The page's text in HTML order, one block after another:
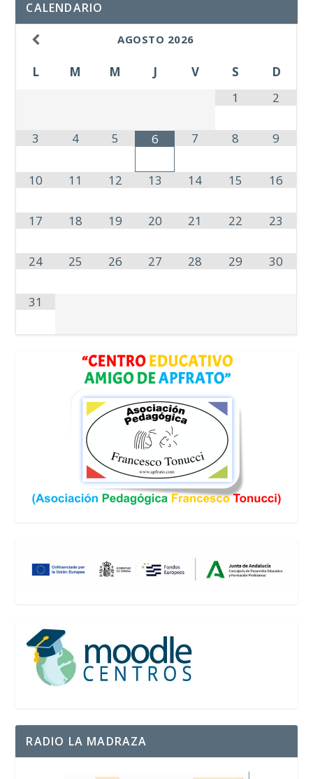
CALENDARIO
AGOSTO 2026
L M M J V S
D
1
2
3 4 5 6 7 8 9
10 11 12 13 14 15 16
17 18 19 20 21 22 23
24 25 26 27 28 29 30
31
RADIO LA MADRAZA